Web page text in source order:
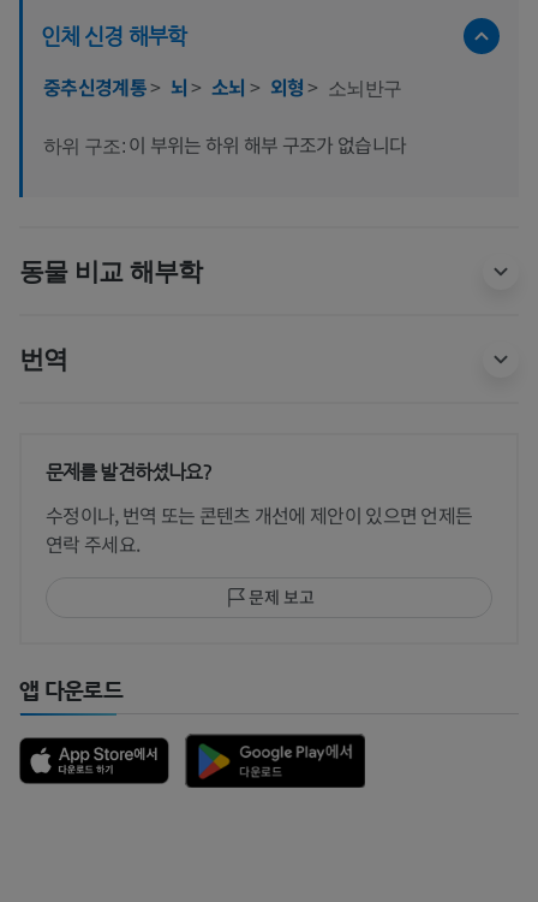
인체 신경 해부학
중추신경계통> 뇌> 소뇌 > 외형> 소뇌반구
하위 구조: 이 부위는 하위 해부 구조가 없습니다
동물 비교 해부학
번역
문제를 발견하셨나요?
수정이나, 번역 또는 콘텐츠 개선에 제안이 있으면 언제든
연락 주세요.
문제 보고
앱 다운로드